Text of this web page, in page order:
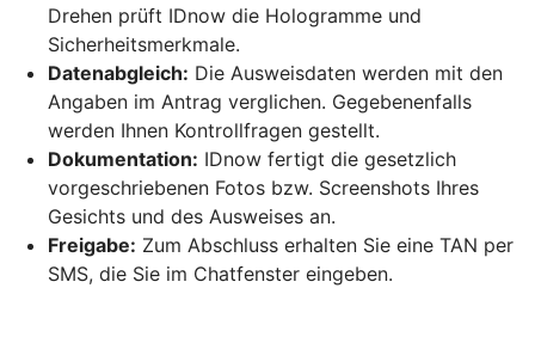
Drehen prüft IDnow die Hologramme und
Sicherheitsmerkmale.
Datenabgleich: Die Ausweisdaten werden mit den
Angaben im Antrag verglichen. Gegebenenfalls
werden Ihnen Kontrollfragen gestellt.
Dokumentation: IDnow fertigt die gesetzlich
vorgeschriebenen Fotos bzw. Screenshots Ihres
Gesichts und des Ausweises an.
Freigabe: Zum Abschluss erhalten Sie eine TAN per
SMS, die Sie im Chatfenster eingeben.